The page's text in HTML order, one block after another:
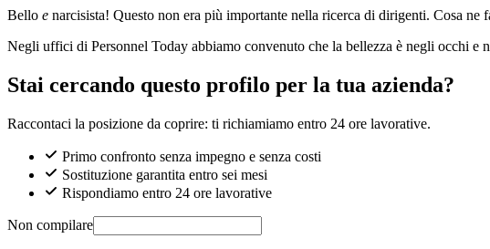
Bello e narcisista! Questo non era più importante nella ricerca di dirigenti. Cosa ne
Negli uffici di Personnel Today abbiamo convenuto che la bellezza è negli occhi e
Stai cercando questo profilo per la tua azienda?
Raccontaci la posizione da coprire: ti richiamiamo entro 24 ore lavorative.
Primo confronto senza impegno e senza costi
Sostituzione garantita entro sei mesi
Rispondiamo entro 24 ore lavorative
Non compilare